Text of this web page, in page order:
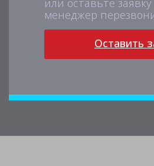
или оставьте
менеджер
Оставить